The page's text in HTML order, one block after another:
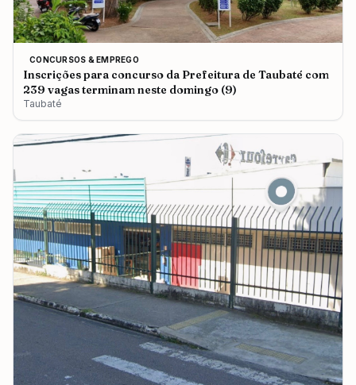
CONCURSOS & EMPREGO
Inscrições para concurso da Prefeitura de Taubaté com
239 vagas terminam neste domingo (9)
Taubaté